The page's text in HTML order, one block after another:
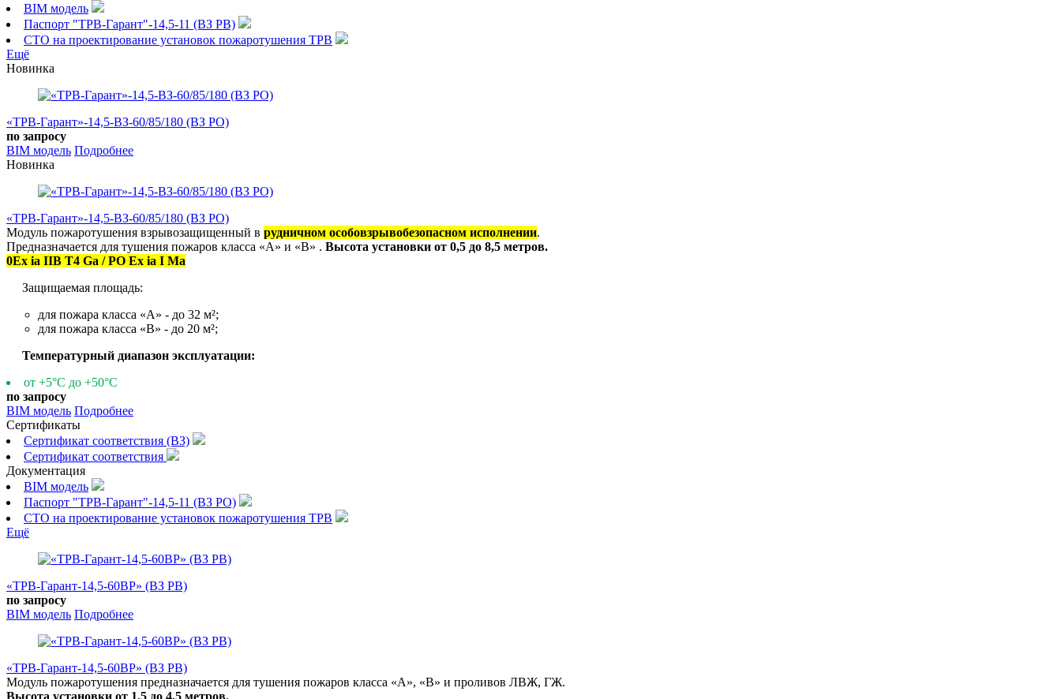
BIM модель
Паспорт "ТРВ-Гарант"-14,5-11 (ВЗ РВ)
СТО на проектирование установок пожаротушения ТРВ
Ещё
Новинка
«ТРВ-Гарант»-14,5-ВЗ-60/85/180 (ВЗ РО)
по запросу
BIM модель Подробнее
Новинка
«ТРВ-Гарант»-14,5-ВЗ-60/85/180 (ВЗ РО)
Модуль пожаротушения взрывозащищенный в рудничном особовзрывобезопасном исполнении.
Предназначается для тушения пожаров класса «А» и «В» . Высота установки от 0,5 до 8,5 метров.
0Ex ia IIB T4 Ga / РО Ex ia I Ma
Защищаемая площадь:
для пожара класса «А» - до 32 м²;
для пожара класса «В» - до 20 м²;
Температурный диапазон эксплуатации:
от +5°С до +50°С
по запросу
BIM модель Подробнее
Сертификаты
Сертификат соответствия (ВЗ)
Сертификат соответствия
Документация
BIM модель
Паспорт "ТРВ-Гарант"-14,5-11 (ВЗ РО)
СТО на проектирование установок пожаротушения ТРВ
Ещё
«ТРВ-Гарант-14,5-60ВР» (ВЗ РВ)
по запросу
BIM модель Подробнее
«ТРВ-Гарант-14,5-60ВР» (ВЗ РВ)
Модуль пожаротушения предназначается для тушения пожаров класса «А», «В» и проливов ЛВЖ, ГЖ.
Высота установки от 1,5 до 4,5 метров.